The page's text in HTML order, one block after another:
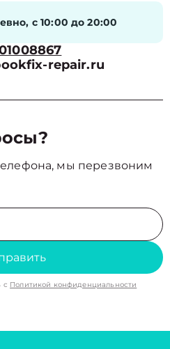
с 10:00 до 20:00
repair.ru
мы перезвоним
с Политикой конфиденциальности